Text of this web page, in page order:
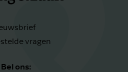
vragen
Bel ons: